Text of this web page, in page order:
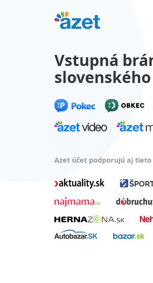
Vstupná
Azet účet podporujú aj tieto